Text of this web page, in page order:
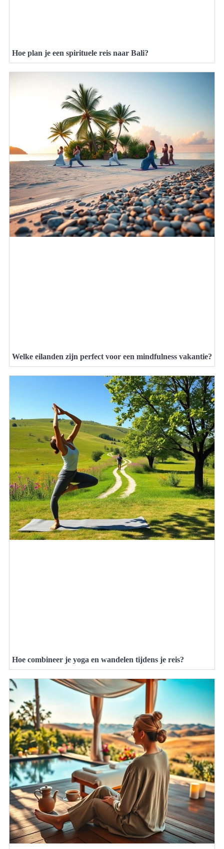
Hoe plan je een spirituele reis naar Bali?
Welke eilanden zijn perfect voor een mindfulness vakantie?
Hoe combineer je yoga en wandelen tijdens je reis?